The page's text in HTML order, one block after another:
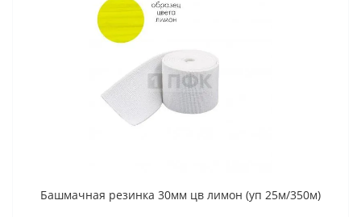
Башмачная резинка 30мм цв лимон (уп 25м/350м)